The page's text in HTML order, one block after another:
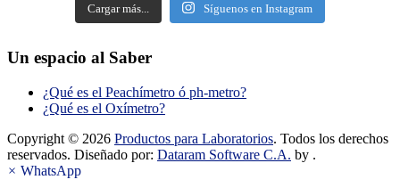
Cargar más... Síguenos en Instagram
Un espacio al Saber
¿Qué es el Peachímetro ó ph-metro?
¿Qué es el Oxímetro?
Copyright © 2026 Productos para Laboratorios. Todos los derechos
reservados. Diseñado por: Dataram Software C.A. by .
× WhatsApp